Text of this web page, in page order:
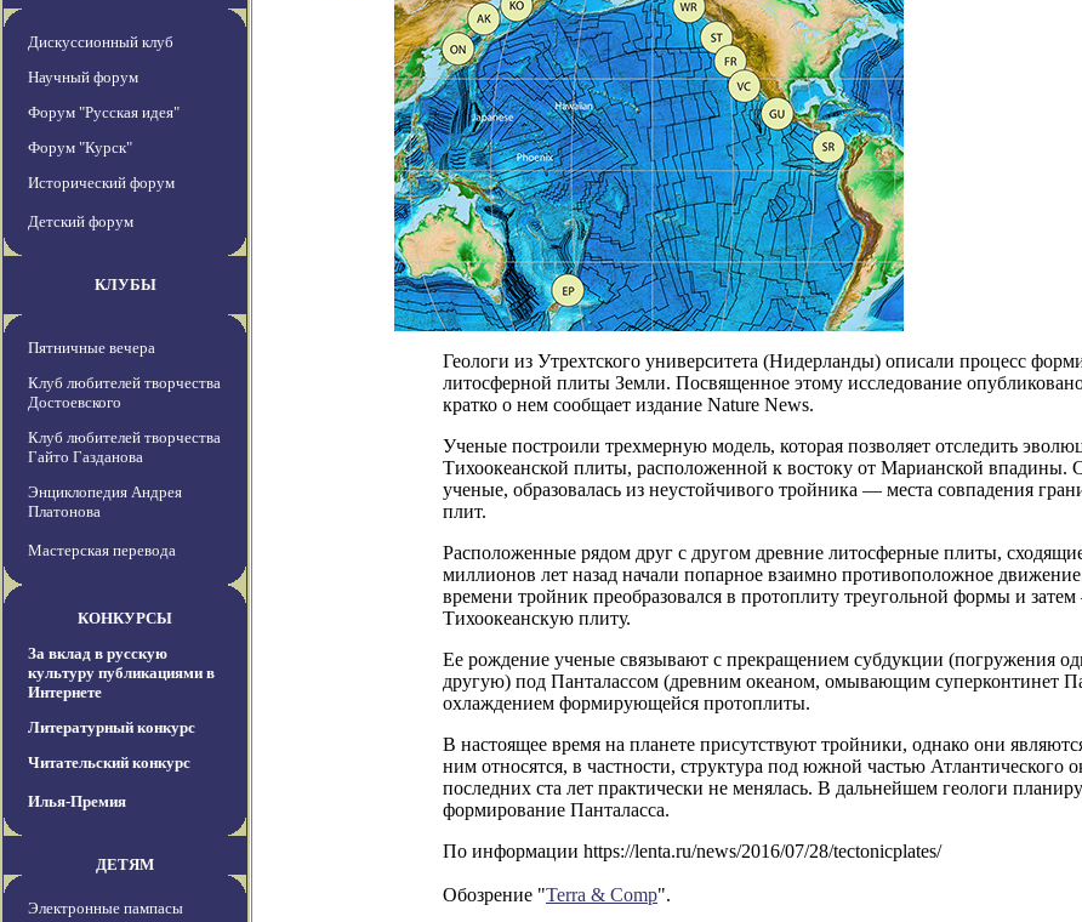
Дискуссионный клуб
Научный форум
Форум "Русская идея"
Форум "Курск"
Исторический форум
Детский форум
КЛУБЫ
Пятничные вечера
Клуб любителей творчества
Достоевского
Клуб любителей творчества
Гайто Газданова
Энциклопедия Андрея
Платонова
Мастерская перевода
КОНКУРСЫ
За вклад в русскую
культуру публикациями в
Интернете
Литературный конкурс
Читательский конкурс
Илья-Премия
ДЕТЯМ
Электронные пампасы
Геологи из Утрехтского университета (Нидерланды) описали процесс
литосферной плиты Земли. Посвященное этому исследование
кратко о нем сообщает издание Nature News.
Ученые построили трехмерную модель, которая позволяет отследить
Тихоокеанской плиты, расположенной к востоку от Марианской впадины.
ученые, образовалась из неустойчивого тройника — места совпадения
плит.
Расположенные рядом друг с другом древние литосферные плиты,
миллионов лет назад начали попарное взаимно противоположное
времени тройник преобразовался в протоплиту треугольной формы и
Тихоокеанскую плиту.
Ее рождение ученые связывают с прекращением субдукции (погружения
другую) под Панталассом (древним океаном, омывающим суперконтинет
охлаждением формирующейся протоплиты.
В настоящее время на планете присутствуют тройники, однако они
ним относятся, в частности, структура под южной частью Атлантического
последних ста лет практически не менялась. В дальнейшем геологи
формирование Панталасса.
По информации https://lenta.ru/news/2016/07/28/tectonicplates/
Обозрение "Terra & Comp".